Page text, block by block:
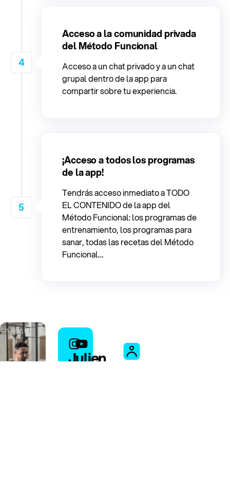
Acceso a la comunidad privada
del Método Funcional
Acceso a un chat privado y a un chat
grupal dentro de la app para
compartir sobre tu experiencia.
4
¡Acceso a todos los programas
de la app!
Tendrás acceso inmediato a TODO
EL CONTENIDO de la app del
Método Funcional: los programas de
entrenamiento, los programas para
sanar, todas las recetas del Método
Funcional…
5
Julien